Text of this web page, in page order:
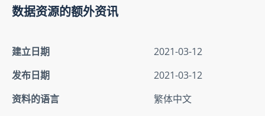
数据资源的额外资讯
建立日期
2021-03-12
发布日期
2021-03-12
资料的语言
繁体中文